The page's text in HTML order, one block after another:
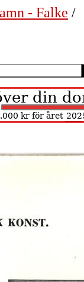
- Falke /